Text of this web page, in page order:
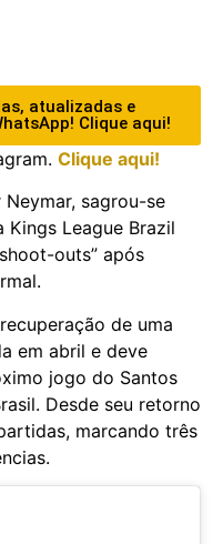
atualizadas e
Clique aqui!
Clique aqui!
sagrou-se
League Brazil
outs” após
de uma
em abril e deve
jogo do Santos
Desde seu retorno
marcando três